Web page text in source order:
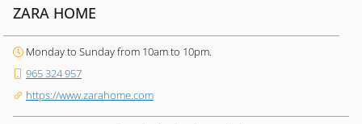
ZARA HOME
Monday to Sunday from 10am to 10pm.
965 324 957
https://www.zarahome.com